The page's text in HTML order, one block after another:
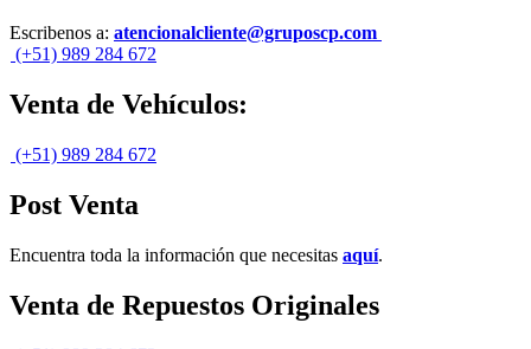
Escribenos a: atencionalcliente@gruposcp.com
(+51) 989 284 672
Venta de Vehículos:
(+51) 989 284 672
Post Venta
Encuentra toda la información que necesitas aquí.
Venta de Repuestos Originales